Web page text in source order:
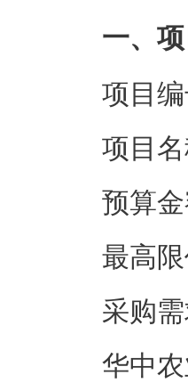
一、
项目
项目
预算
最高
采购需
华中